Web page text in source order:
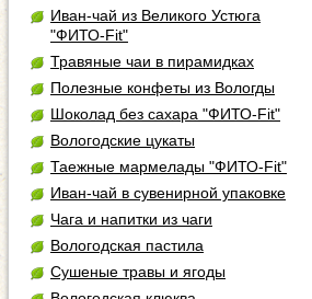
Иван-чай из Великого Устюга
"ФИТО-Fit"
Травяные чаи в пирамидках
Полезные конфеты из Вологды
Шоколад без сахара "ФИТО-Fit"
Вологодские цукаты
Таежные мармелады "ФИТО-Fit"
Иван-чай в сувенирной упаковке
Чага и напитки из чаги
Вологодская пастила
Сушеные травы и ягоды